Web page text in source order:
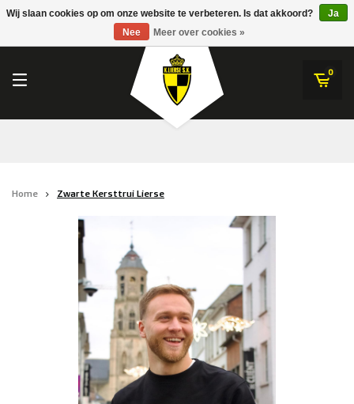
K.Lierse S.K.
Alpecin Premier Tech /Fenix Premier Tech
Heroes
Thierry Neuville
Sportoase
R. EV - Remco Evenepoel
0
Home Zwarte Kersttrui Lierse
Wij slaan cookies op om onze website te verbeteren. Is dat akkoord?
Ja
Nee
Meer over cookies »